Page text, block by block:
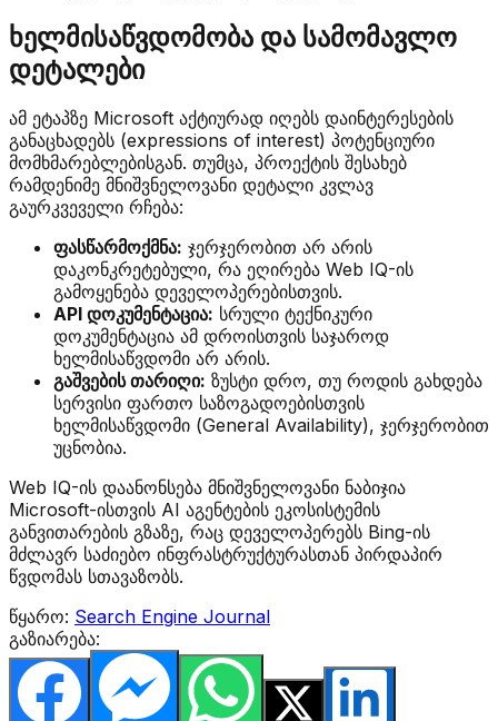
ხელმისაწვდომობა და სამომავლო
დეტალები
ამ ეტაპზე Microsoft აქტიურად იღებს დაინტერესების
განაცხადებს (expressions of interest) პოტენციური
მომხმარებლებისგან. თუმცა, პროექტის შესახებ
რამდენიმე მნიშვნელოვანი დეტალი კვლავ
გაურკვეველი რჩება:
ფასწარმოქმნა: ჯერჯერობით არ არის
დაკონკრეტებული, რა ეღირება Web IQ-ის
გამოყენება დეველოპერებისთვის.
API დოკუმენტაცია: სრული ტექნიკური
დოკუმენტაცია ამ დროისთვის საჯაროდ
ხელმისაწვდომი არ არის.
გაშვების თარიღი: ზუსტი დრო, თუ როდის გახდება
სერვისი ფართო საზოგადოებისთვის
ხელმისაწვდომი (General Availability), ჯერჯერობით
უცნობია.
Web IQ-ის დაანონსება მნიშვნელოვანი ნაბიჯია
Microsoft-ისთვის AI აგენტების ეკოსისტემის
განვითარების გზაზე, რაც დეველოპერებს Bing-ის
მძლავრ საძიებო ინფრასტრუქტურასთან პირდაპირ
წვდომას სთავაზობს.
წყარო: Search Engine Journal
გაზიარება: